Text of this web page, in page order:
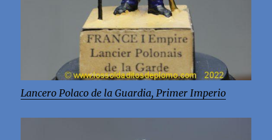
Lancero Polaco de la Guardia, Primer Imperio